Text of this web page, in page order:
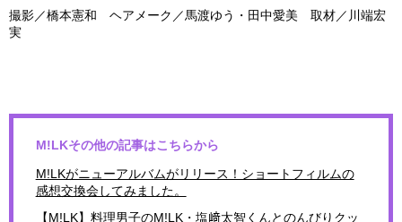
撮影／橋本憲和 ヘアメーク／馬渡ゆう・田中愛美 取材／川端宏
実
M!LKその他の記事はこちらから
M!LKがニューアルバムがリリース！ショートフィルムの
感想交換会してみました。
【M!LK】料理男子のM!LK・塩﨑太智くんとのんびりクッ